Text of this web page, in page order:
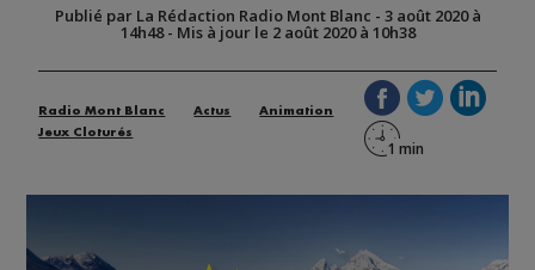
Publié par La Rédaction Radio Mont Blanc - 3 août 2020 à
14h48- Mis à jour le 2 août 2020 à 10h38
Radio Mont Blanc Actus
Animation
Jeux Cloturés